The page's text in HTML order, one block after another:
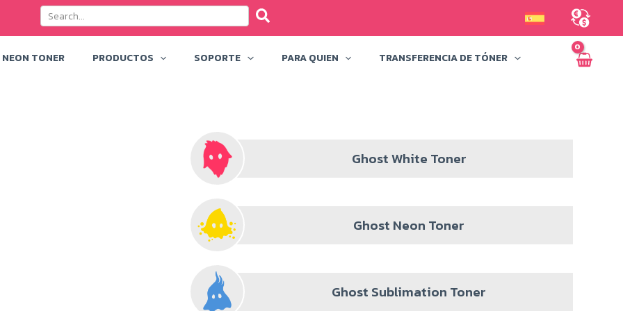
NEON TONER PRODUCTOS SOPORTE PARA QUIEN TRANSFERENCIA DE TÓNER
Ghost White Toner
Ghost Neon Toner
Ghost Sublimation Toner